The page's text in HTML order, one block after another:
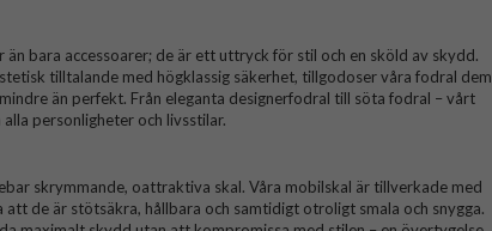
än bara accessoarer; de är ett uttryck för stil och en sköld av skydd.
tilltalande med högklassig säkerhet, tillgodoser våra fodral dem
än perfekt. Från eleganta designerfodral till söta fodral – vårt
personligheter och livsstilar.
skrymmande, oattraktiva skal. Våra mobilskal är tillverkade med
de är stötsäkra, hållbara och samtidigt otroligt smala och snygga.